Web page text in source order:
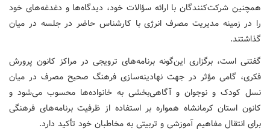
همچنین شرکت‌کنندگان با ارائه سؤالات خود، دیدگاه‌ها و دغدغه‌های خود
را در زمینه مدیریت مصرف انرژی با کارشناس حاضر در جلسه در میان
گذاشتند.
گفتنی است، برگزاری این‌گونه برنامه‌های ترویجی در مراکز کانون پرورش
فکری، گامی مؤثر در جهت نهادینه‌سازی فرهنگ صحیح مصرف در میان
نسل کودک و نوجوان و آگاهی‌بخشی به خانواده‌ها محسوب می‌شود و
کانون استان کرمانشاه همواره بر استفاده از ظرفیت برنامه‌های فرهنگی
برای انتقال مفاهیم آموزشی و تربیتی به مخاطبان خود تأکید دارد.